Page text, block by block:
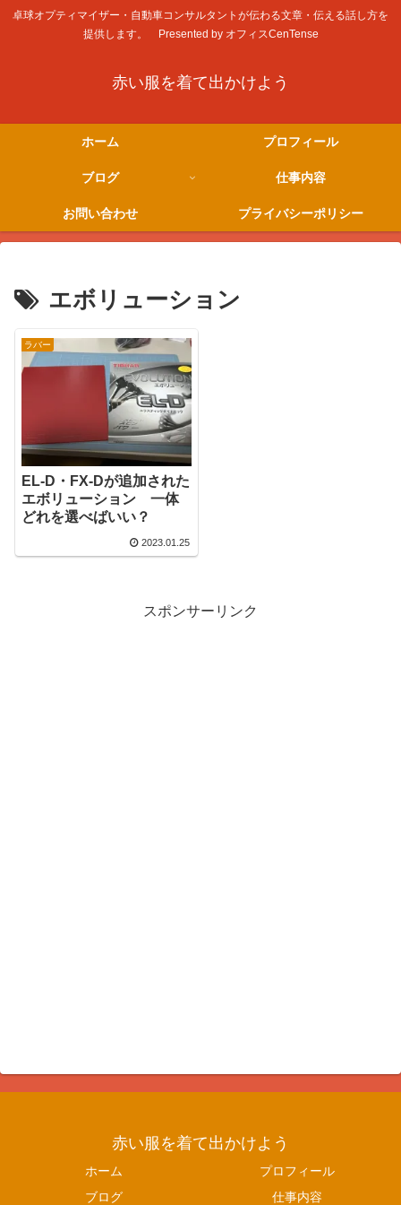
卓球オプティマイザー・自動車コンサルタントが伝わる文章・伝える話し方を
提供します。 Presented by オフィスCenTense
赤い服を着て出かけよう
ホーム プロフィール
ブログ 仕事内容
お問い合わせ プライバシーポリシー
エボリューション
ラバー
EL-D・FX-Dが追加された
エボリューション 一体
どれを選べばいい？
2023.01.25
スポンサーリンク
赤い服を着て出かけよう
ホーム
プロフィール
ブログ
仕事内容